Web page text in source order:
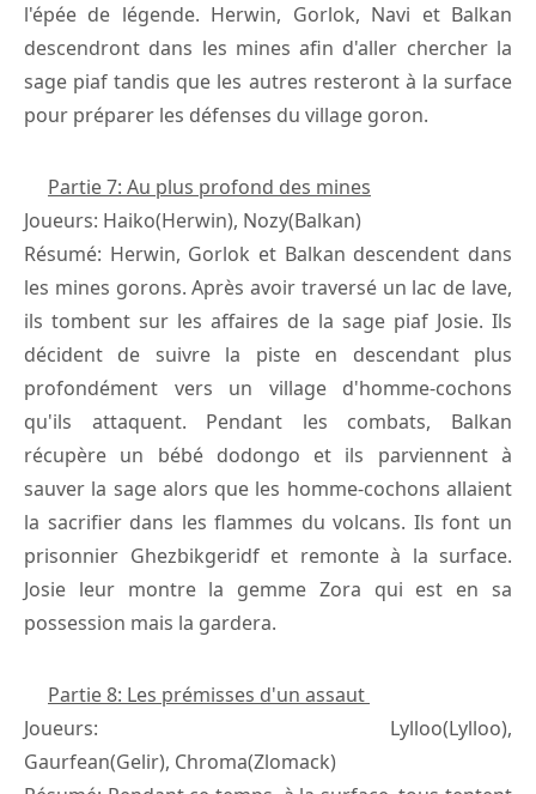
l'épée de légende. Herwin, Gorlok, Navi et Balkan
descendront dans les mines afin d'aller chercher la
sage piaf tandis que les autres resteront à la surface
pour préparer les défenses du village goron.
Partie 7: Au plus profond des mines
Joueurs: Haiko(Herwin), Nozy(Balkan)
Résumé: Herwin, Gorlok et Balkan descendent dans
les mines gorons. Après avoir traversé un lac de lave,
ils tombent sur les affaires de la sage piaf Josie. Ils
décident de suivre la piste en descendant plus
profondément vers un village d'homme-cochons
qu'ils attaquent. Pendant les combats, Balkan
récupère un bébé dodongo et ils parviennent à
sauver la sage alors que les homme-cochons allaient
la sacrifier dans les flammes du volcans. Ils font un
prisonnier Ghezbikgeridf et remonte à la surface.
Josie leur montre la gemme Zora qui est en sa
possession mais la gardera.
Partie 8: Les prémisses d'un assaut
Joueurs: Lylloo(Lylloo),
Gaurfean(Gelir), Chroma(Zlomack)